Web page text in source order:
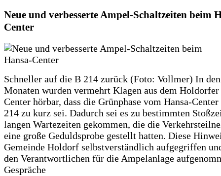
Neue und verbesserte Ampel-Schaltzeiten beim
Center
Schneller auf die B 214 zurück (Foto: Vollmer) In
Monaten wurden vermehrt Klagen aus dem Holdorfer
Center hörbar, dass die Grünphase vom Hansa-
214 zu kurz sei. Dadurch sei es zu bestimmten
langen Wartezeiten gekommen, die die
eine große Geduldsprobe gestellt hatten. Diese
Gemeinde Holdorf selbstverständlich aufgegriffen
den Verantwortlichen für die Ampelanlage
Gespräche